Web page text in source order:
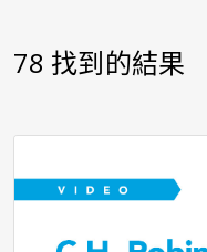
78 找到的結果